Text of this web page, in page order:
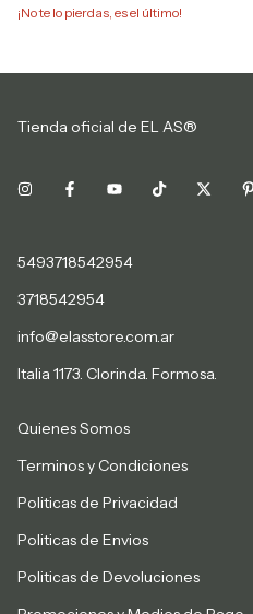
¡No te lo pierdas, es el último!
Tienda oficial de EL AS®
5493718542954
3718542954
info@elasstore.com.ar
Italia 1173. Clorinda. Formosa.
Quienes Somos
Terminos y Condiciones
Politicas de Privacidad
Politicas de Envios
Politicas de Devoluciones